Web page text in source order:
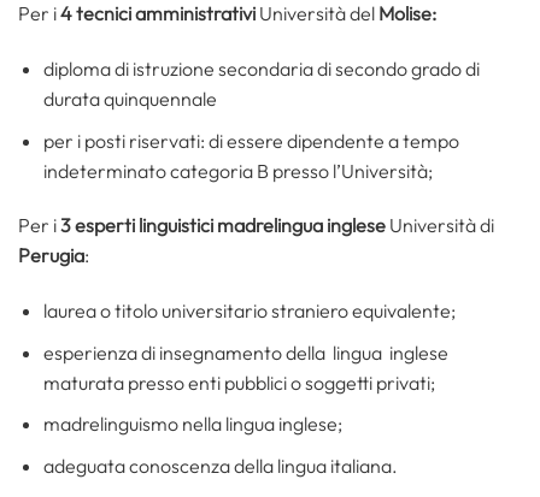
Per i4 tecnici amministrativi Università del Molise:
diploma di istruzione secondaria di secondo grado di
durata quinquennale
per i posti riservati: di essere dipendente a tempo
indeterminato categoria B presso l’Università;
Per i3 esperti linguistici madrelingua inglese Università di
Perugia:
laurea o titolo universitario straniero equivalente;
esperienza di insegnamento della lingua inglese
maturata presso enti pubblici o soggetti privati;
madrelinguismo nella lingua inglese;
adeguata conoscenza della lingua italiana.